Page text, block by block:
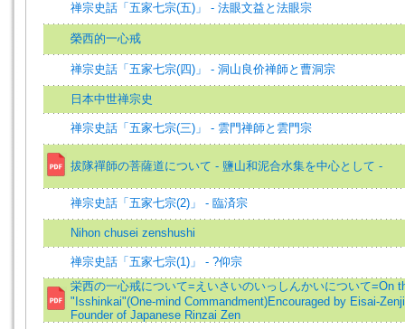
禅宗史話「五家七宗(五)」 - 法眼文益と法眼宗
榮西的一心戒
禅宗史話「五家七宗(四)」 - 洞山良价禅師と曹洞宗
日本中世禅宗史
禅宗史話「五家七宗(三)」 - 雲門禅師と雲門宗
拔隊禪師の菩薩道について - 鹽山和泥合水集を中心として -
禅宗史話「五家七宗(2)」 - 臨済宗
Nihon chusei zenshushi
禅宗史話「五家七宗(1)」 - ?仰宗
栄西の一心戒について=えいさいのいっしんかいについて=On
"Isshinkai"(One-mind Commandment)Encouraged by Eisai-
Founder of Japanese Rinzai Zen